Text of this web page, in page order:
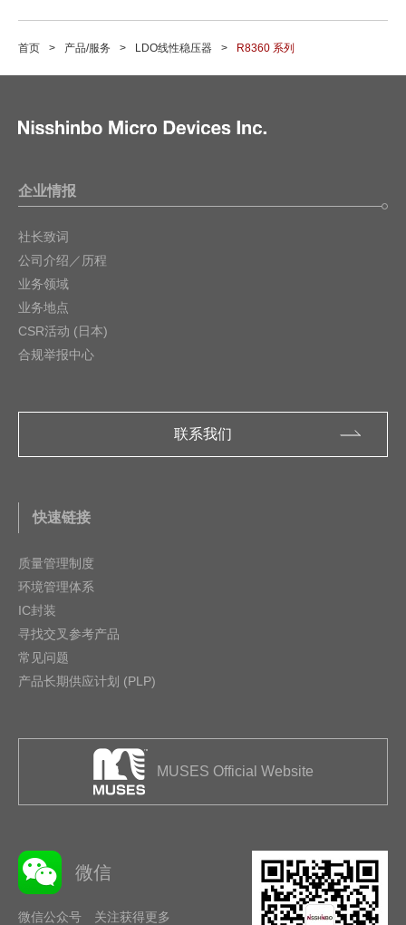
首页 产品/服务 LDO线性稳压器 R8360 系列
企业情报
社长致词
公司介绍／历程
业务领域
业务地点
CSR活动 (日本)
合规举报中心
联系我们
快速链接
质量管理制度
环境管理体系
IC封装
寻找交叉参考产品
常见问题
产品长期供应计划 (PLP)
MUSES Official Website
微信
微信公众号 关注获得更多